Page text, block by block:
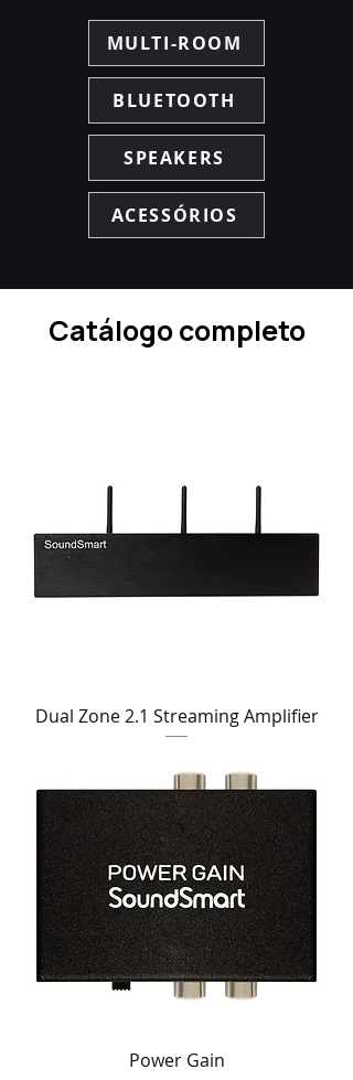
MULTI-ROOM
BLUETOOTH
SPEAKERS
ACESSÓRIOS
Catálogo completo
Dual Zone 2.1 Streaming Amplifier
Power Gain